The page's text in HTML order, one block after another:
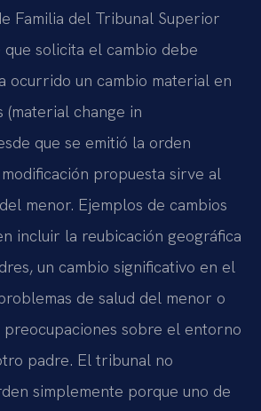
Familia del Tribunal Superior
solicita el cambio debe
ocurrido un cambio material en
(material change in
que se emitió la orden
propuesta sirve al
menor. Ejemplos de cambios
incluir la reubicación geográfica
un cambio significativo en el
de salud del menor o
sobre el entorno
padre. El tribunal no
simplemente porque uno de